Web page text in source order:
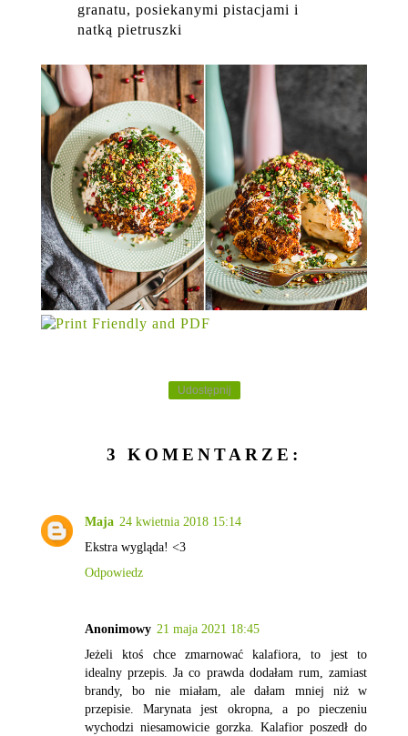
granatu, posiekanymi pistacjami i
natką pietruszki
Udostępnij
3 KOMENTARZE:
Maja 24 kwietnia 2018 15:14
Ekstra wygląda! <3
Odpowiedz
Anonimowy 21 maja 2021 18:45
Jeżeli ktoś chce zmarnować kalafiora, to jest to
idealny przepis. Ja co prawda dodałam rum, zamiast
brandy, bo nie miałam, ale dałam mniej niż w
przepisie. Marynata jest okropna, a po pieczeniu
wychodzi niesamowicie gorzka. Kalafior poszedł do